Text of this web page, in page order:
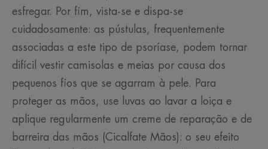
esfregar. Por fim, vista-se e dispa-se
cuidadosamente: as pústulas, frequentemente
associadas a este tipo de psoríase, podem tornar
difícil vestir camisolas e meias por causa dos
pequenos fios que se agarram à pele. Para
proteger as mãos, use luvas ao lavar a loiça e
aplique regularmente um creme de reparação e de
barreira das mãos (Cicalfate Mãos): o seu efeito